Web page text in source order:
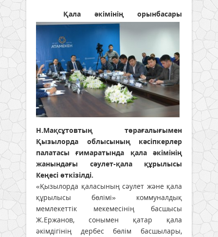
Қала әкімінің орынбасары
Н.Мақсұтовтың төрағалығымен
Қызылорда облысының кәсіпкерлер
палатасы ғимаратында қала әкімінің
жанындағы сәулет-қала құрылысы
Кеңесі өткізілді.
«Қызылорда қаласының сәулет және қала
құрылысы бөлімі» коммуналдық
мемлекеттік мекемесінің басшысы
Ж.Ержанов, сонымен қатар қала
әкімдігінің дербес бөлім басшылары,